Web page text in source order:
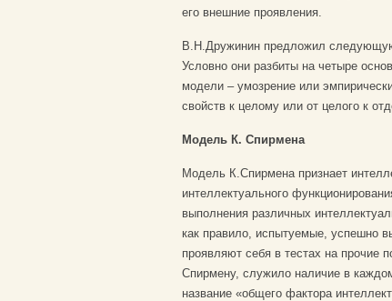
его внешние проявления.
В.Н.Дружинин предложил
Условно они разбиты на четыре
модели – умозрение или
свойств к целому или от целого к
Модель К. Спирмена
Модель К.Спирмена признает
интеллектуального
выполнения различных
как правило, испытуемые, успешно
проявляют себя в тестах на прочие
Спирмену, служило наличие в
название «общего фактора